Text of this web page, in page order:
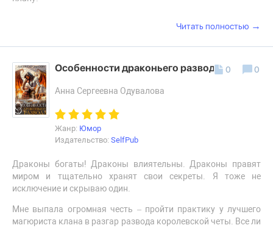
Читать полностью →
Особенности драконьего развода
Анна Сергеевна Одувалова
Жанр: Юмор
Издательство: SelfPub
Драконы богаты! Драконы влиятельны. Драконы правят
миром и тщательно хранят свои секреты. Я тоже не
исключение и скрываю один.
Мне выпала огромная честь – пройти практику у лучшего
магюриста клана в разгар развода королевской четы. Все ли
0 0